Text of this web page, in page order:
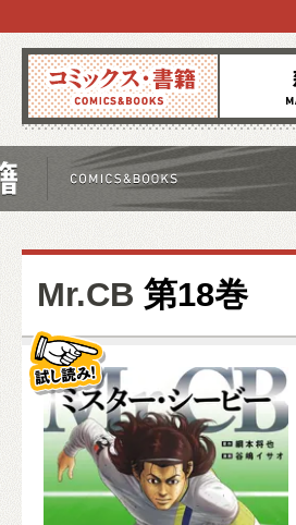
コミックス 雑誌
Mr.CB 第18巻
試し読み！